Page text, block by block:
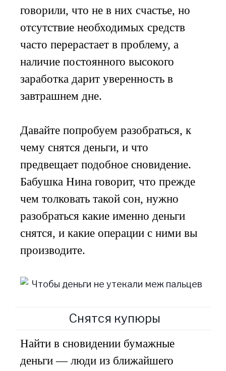
говорили, что не в них счастье, но
отсутствие необходимых средств
часто перерастает в проблему, а
наличие постоянного высокого
заработка дарит уверенность в
завтрашнем дне.
Давайте попробуем разобраться, к
чему снятся деньги, и что
предвещает подобное сновидение.
Бабушка Нина говорит, что прежде
чем толковать такой сон, нужно
разобраться какие именно деньги
снятся, и какие операции с ними вы
производите.
Снятся купюры
Найти в сновидении бумажные
деньги — люди из ближайшего